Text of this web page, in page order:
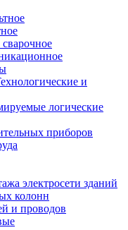
и
логические
приборов
электросети зданий
колонн
и проводов